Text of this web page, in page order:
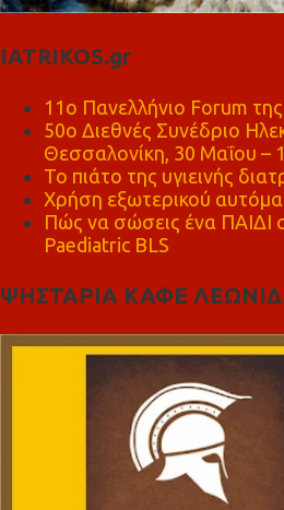
IATRIKOS.gr
11ο Πανελλήνιο Forum
50ο Διεθνές Συνέδριο
Θεσσαλονίκη, 30 Μαΐου –
Το πιάτο της υγιεινής
Χρήση εξωτερικού
Πώς να σώσεις ένα ΠΑΙΔΙ
Paediatric BLS
ΨΗΣΤΑΡΙΑ ΚΑΦΕ